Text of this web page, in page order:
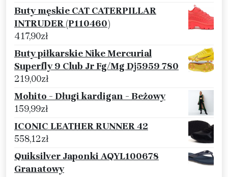
Buty męskie CAT CATERPILLAR
INTRUDER (P110460)
417,90zł
Buty piłkarskie Nike Mercurial
Superfly 9 Club Jr Fg/Mg Dj5959 780
219,00zł
Mohito - Długi kardigan - Beżowy
159,99zł
ICONIC LEATHER RUNNER 42
558,12zł
Quiksilver Japonki AQYL100678
Granatowy